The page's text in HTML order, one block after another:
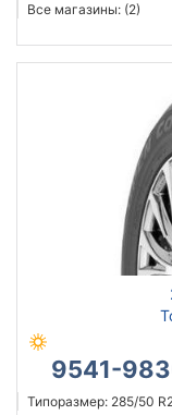
Все магазины: (2)
9541-
Типоразмер: 285/50